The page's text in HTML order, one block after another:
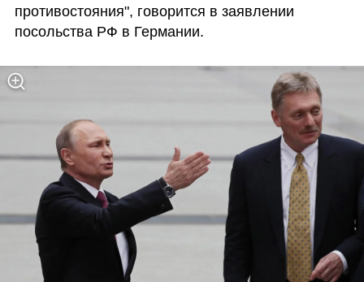
противостояния", говорится в заявлении
посольства РФ в Германии.